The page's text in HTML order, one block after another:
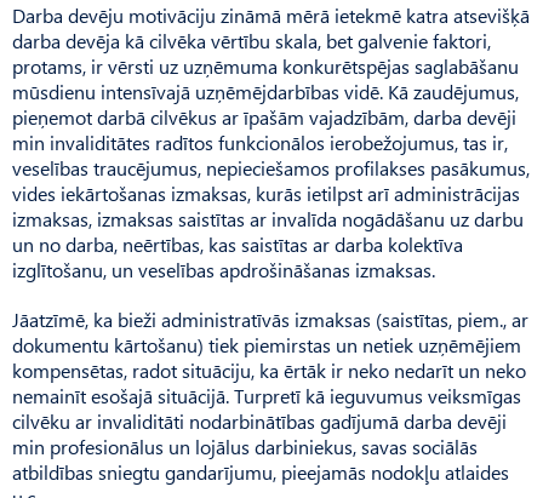
Darba devēju motivāciju zināmā mērā ietekmē katra atsevišķā
darba devēja kā cilvēka vērtību skala, bet galvenie faktori,
protams, ir vērsti uz uzņēmuma konkurētspējas saglabāšanu
mūsdienu intensīvajā uzņēmējdarbības vidē. Kā zaudējumus,
pieņemot darbā cilvēkus ar īpašām vajadzībām, darba devēji
min invaliditātes radītos funkcionālos ierobežojumus, tas ir,
veselības traucējumus, nepieciešamos profilakses pasākumus,
vides iekārtošanas izmaksas, kurās ietilpst arī administrācijas
izmaksas, izmaksas saistītas ar invalīda nogādāšanu uz darbu
un no darba, neērtības, kas saistītas ar darba kolektīva
izglītošanu, un veselības apdrošināšanas izmaksas.
Jāatzīmē, ka bieži administratīvās izmaksas (saistītas, piem., ar
dokumentu kārtošanu) tiek piemirstas un netiek uzņēmējiem
kompensētas, radot situāciju, ka ērtāk ir neko nedarīt un neko
nemainīt esošajā situācijā. Turpretī kā ieguvumus veiksmīgas
cilvēku ar invaliditāti nodarbinātības gadījumā darba devēji
min profesi­onālus un lojālus darbiniekus, savas sociālās
atbildības sniegtu gandarījumu, pieejamās nodokļu atlaides